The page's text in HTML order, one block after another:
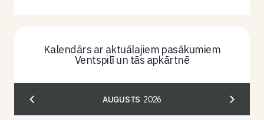
Kalendārs ar aktuālajiem pasākumiem
Ventspilī un tās apkārtnē
AUGUSTS 2026